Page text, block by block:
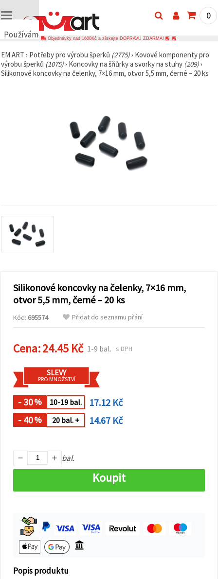
Používáme
🍪
Používáme
cookies a
zobrazovali
obsah a
reklamu, a
to i s
pomocí
našich
marketing.
Můžete
souhlasit s
všech
cookies
"Přijmout
uvést své
preference v
Nastavení
výběrem
daného
typu
cookies a
kliknutím
Přijmout
0
Objednávky nad 1600Kč a získejte DOPRAVU ZDARMA!
EM ART › Potřeby pro výrobu šperků (2775)› Kovové komponenty pro
výrobu šperků (1075)› Koncovky na šňůrky a svorky na stuhy (209)›
Silikonové koncovky na čelenky, 7×16 mm, otvor 5,5 mm, černé – 20 ks
Silikonové koncovky na čelenky, 7×16 mm,
otvor 5,5 mm, černé – 20 ks
Kód: 695574 Přidat do seznamu přání
Cena:24.45 Kč 1-9 bal. s DPH
SLEVY
PRO MNOŽSTVÍ
- 30% 10-19 bal.
17.12 Kč
- 40% 20 bal. + 14.67 Kč
bal.
Koupit
Popis produktu